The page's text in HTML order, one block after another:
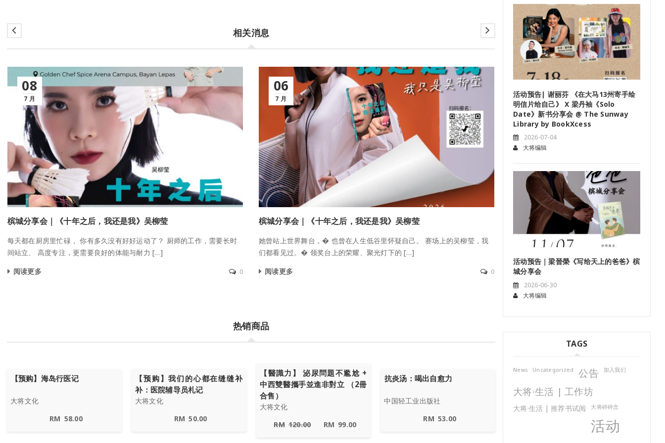
相关消息
08
7 月
槟城分享会｜《十年之后，我还是我》吴柳莹
每天都在厨房里忙碌， 你有多久没有好好运动了？ 厨师的工作，需要长时
间站立、 高度专注，更需要良好的体能与耐力 […]
阅读更多
0
06
7 月
槟城分享会｜《十年之后，我还是我》吴柳莹
她曾站上世界舞台，� 也曾在人生低谷里怀疑自己。 赛场上的吴柳莹，我
们都看见过。� 领奖台上的荣耀、聚光灯下的 […]
阅读更多
0
04
7 月
活动预告| 谢丽芬 《在大马13州寄手绘明
《Solo Date》新书分享会 @ The
BookXcess
当跨越全马13州的开阔版图， 遇上吉隆坡街巷
位游走于远方， 用画笔将擦肩而过的人情风 […]
阅读更多
热销商品
【预购】海岛行医记
大将文化
RM 58.00
【预购】我们的心都在缝缝补
补：医院辅导员札记
大将文化
RM 50.00
【醫識力】 泌尿問題不尷尬 +
中西雙醫攜手並進非對立 （2冊
合售）
大将文化
RM 120.00 RM 99.00
抗炎汤：喝出自愈力
中国轻工业出版社
RM 53.00
活动预告| 谢丽芬 《在大马13州寄手绘
明信片给自己》 X 梁丹袖《Solo
Date》新书分享会 @ The Sunway
Library by BookXcess
2026-07-04
大将编辑
活动预告｜梁晉榮《写给天上的爸爸》槟
城分享会
2026-06-30
大将编辑
TAGS
News Uncategorized 公告 加入我们
大将·生活 | 工作坊
大将·生活 | 推荐书试阅 大将碎碎念
活动